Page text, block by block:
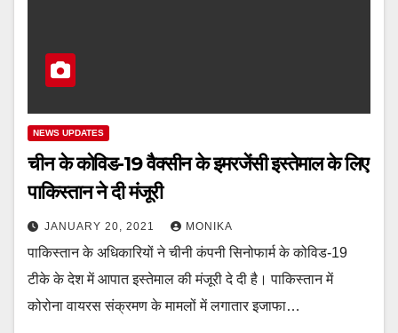
NEWS UPDATES
चीन के कोविड-19 वैक्सीन के इमरजेंसी इस्तेमाल के लिए
पाकिस्तान ने दी मंजूरी
JANUARY 20, 2021 MONIKA
पाकिस्तान के अधिकारियों ने चीनी कंपनी सिनोफार्म के कोविड-19
टीके के देश में आपात इस्तेमाल की मंजूरी दे दी है। पाकिस्तान में
कोरोना वायरस संक्रमण के मामलों में लगातार इजाफा…